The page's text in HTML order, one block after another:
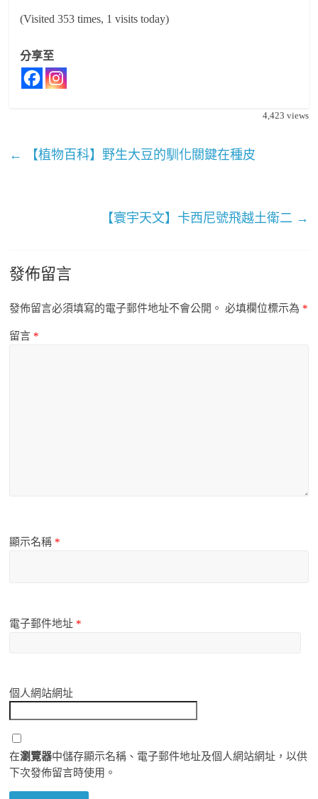
(Visited 353 times, 1 visits today)
分享至
4,423 views
← 【植物百科】野生大豆的馴化關鍵在種皮
【寰宇天文】卡西尼號飛越土衛二 →
發佈留言
發佈留言必須填寫的電子郵件地址不會公開。 必填欄位標示為 *
留言 *
顯示名稱 *
電子郵件地址 *
個人網站網址
在瀏覽器中儲存顯示名稱、電子郵件地址及個人網站網址，以供
下次發佈留言時使用。